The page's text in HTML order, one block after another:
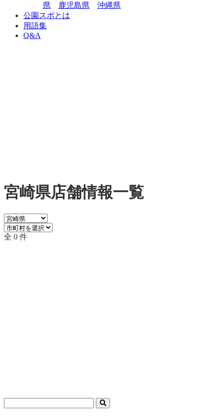
県
鹿児島県
沖縄県
公園スポとは
用語集
Q&A
宮崎県店舗情報一覧
全 0 件